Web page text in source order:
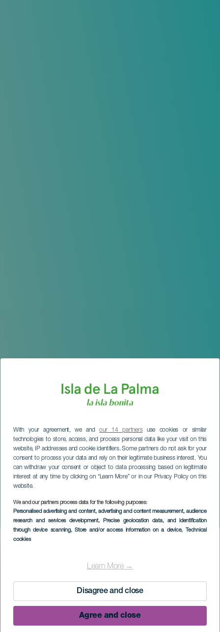
With your agreement, we andour 14 partnersuse cookies or similar
technologies to store, access, and process personal data like your visit on this
website, IP addresses and cookie identifiers. Some partners do not ask for your
consent to process your data and rely on their legitimate business interest. You
can withdraw your consent or object to data processing based on legitimate
interest at any time by clicking on “Learn More” or in our Privacy Policy on this
website.
We and our partners process data for the following purposes:
Personalised advertising and content, advertising and content measurement, audience
research and services development, Precise geolocation data, and identification
through device scanning, Store and/or access information on a device, Technical
cookies
Learn More →
Disagree and close
Agree and close
Origanika
LA PALMA
Imagen